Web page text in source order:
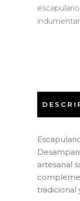
escapulario
artesanal
tradicional